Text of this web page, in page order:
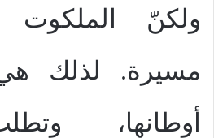
ولكنّ الملكوت
مسيرة. لذلك
أوطانها،